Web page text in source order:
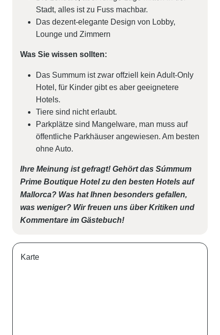
Stadt, alles ist zu Fuss machbar.
Das dezent-elegante Design von Lobby,
Lounge und Zimmern
Was Sie wissen sollten:
Das Summum ist zwar offziell kein Adult-Only
Hotel, für Kinder gibt es aber geeignetere
Hotels.
Tiere sind nicht erlaubt.
Parkplätze sind Mangelware, man muss auf
öffentliche Parkhäuser angewiesen. Am besten
ohne Auto.
Ihre Meinung ist gefragt! Gehört das Súmmum
Prime Boutique Hotel zu den besten Hotels auf
Mallorca? Was hat Ihnen besonders gefallen,
was weniger? Wir freuen uns über Kritiken und
Kommentare im Gästebuch!
Karte